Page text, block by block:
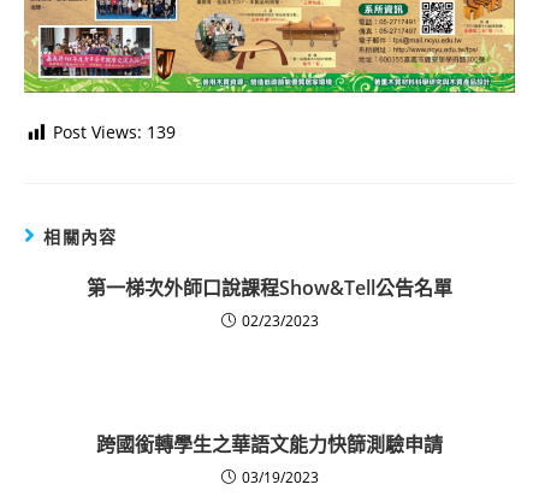
Post Views: 139
相關內容
第一梯次外師口說課程Show&Tell公告名單
02/23/2023
跨國銜轉學生之華語文能力快篩測驗申請
03/19/2023